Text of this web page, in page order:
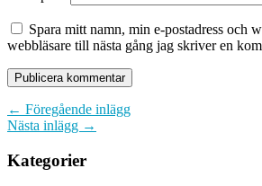
Spara mitt namn, min e-postadress och
webbläsare till nästa gång jag skriver en
← Föregående inlägg
Nästa inlägg →
Kategorier